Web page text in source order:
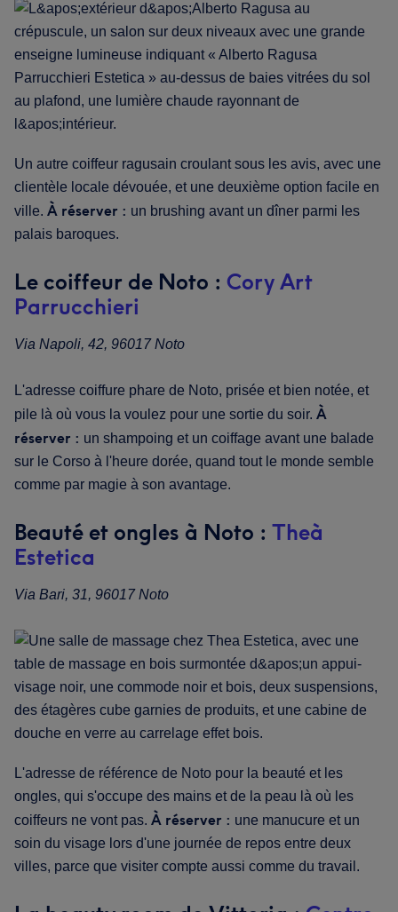
Un autre coiffeur ragusain croulant sous les avis, avec une
clientèle locale dévouée, et une deuxième option facile en
ville. À réserver : un brushing avant un dîner parmi les
palais baroques.
Le coiffeur de Noto : Cory Art
Parrucchieri
Via Napoli, 42, 96017 Noto
L'adresse coiffure phare de Noto, prisée et bien notée, et
pile là où vous la voulez pour une sortie du soir. À
réserver : un shampoing et un coiffage avant une balade
sur le Corso à l'heure dorée, quand tout le monde semble
comme par magie à son avantage.
Beauté et ongles à Noto : Theà
Estetica
Via Bari, 31, 96017 Noto
L'adresse de référence de Noto pour la beauté et les
ongles, qui s'occupe des mains et de la peau là où les
coiffeurs ne vont pas. À réserver : une manucure et un
soin du visage lors d'une journée de repos entre deux
villes, parce que visiter compte aussi comme du travail.